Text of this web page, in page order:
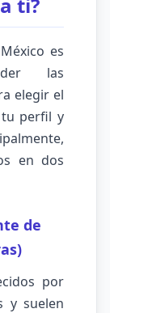
es
las
elegir el
perfil y
en dos
de
por
y suelen